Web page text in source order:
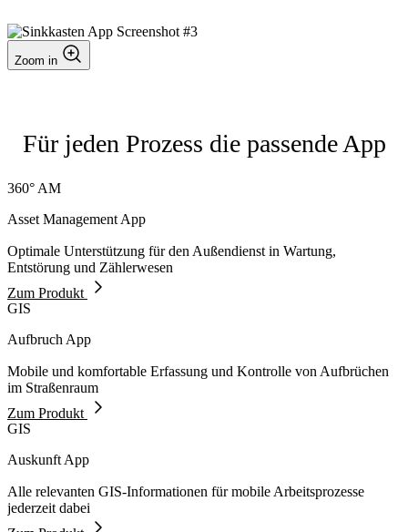
Zoom in
Für jeden Prozess die passende App
360° AM
Asset Management App
Optimale Unterstützung für den Außendienst in Wartung,
Entstörung und Zählerwesen
Zum Produkt
GIS
Aufbruch App
Mobile und komfortable Erfassung und Kontrolle von Aufbrüchen
im Straßenraum
Zum Produkt
GIS
Auskunft App
Alle relevanten GIS-Informationen für mobile Arbeitsprozesse
jederzeit dabei